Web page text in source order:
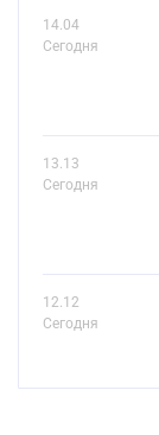
14.04
Сегодня
13.13
Сегодня
12.12
Сегодня